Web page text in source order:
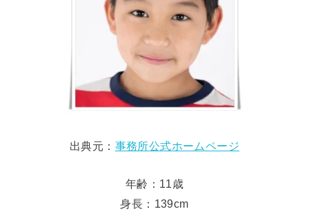
出典元： 事務所公式ホームページ
年齢：11歳
身長：139cm